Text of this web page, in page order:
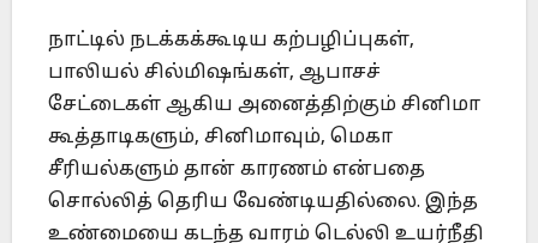
நாட்டில் நடக்கக்கூடிய கற்பழிப்புகள்,
பாலியல் சில்மிஷங்கள், ஆபாசச்
சேட்டைகள் ஆகிய அனைத்திற்கும் சினிமா
கூத்தாடிகளும், சினிமாவும், மெகா
சீரியல்களும் தான் காரணம் என்பதை
சொல்லித் தெரிய வேண்டியதில்லை. இந்த
உண்மையை கடந்த வாரம் டெல்லி உயர்நீதி